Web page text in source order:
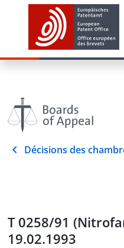
Décisions des
T 0258/91
19.02.1993